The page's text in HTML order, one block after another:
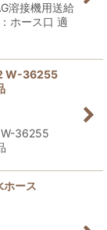
溶接機用送給
ホース口 適
W-36255
36255
ホース